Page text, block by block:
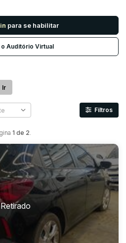
para se habilitar
Auditório Virtual
1 de 2.
Ir
Filtros